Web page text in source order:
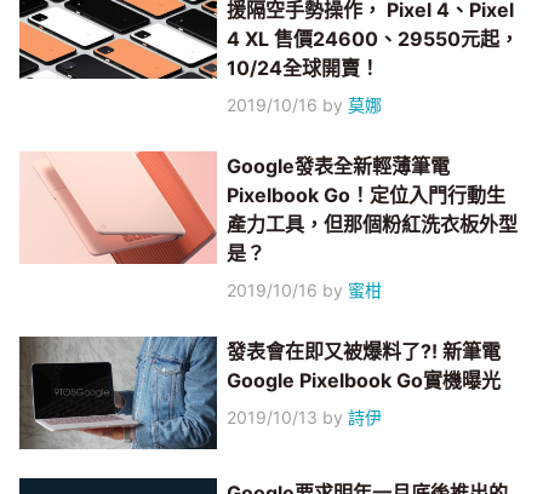
援隔空手勢操作， Pixel 4、Pixel
4 XL 售價24600、29550元起，
10/24全球開賣！
2019/10/16 by莫娜
Google發表全新輕薄筆電
Pixelbook Go！定位入門行動生
產力工具，但那個粉紅洗衣板外型
是？
2019/10/16 by 蜜柑
發表會在即又被爆料了?! 新筆電
Google Pixelbook Go實機曝光
2019/10/13 by詩伊